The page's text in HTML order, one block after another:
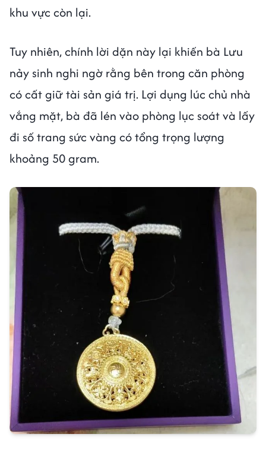
khu vực còn lại.
Tuy nhiên, chính lời dặn này lại khiến bà Lưu
nảy sinh nghi ngờ rằng bên trong căn phòng
có cất giữ tài sản giá trị. Lợi dụng lúc chủ nhà
vắng mặt, bà đã lén vào phòng lục soát và lấy
đi số trang sức vàng có tổng trọng lượng
khoảng 50 gram.